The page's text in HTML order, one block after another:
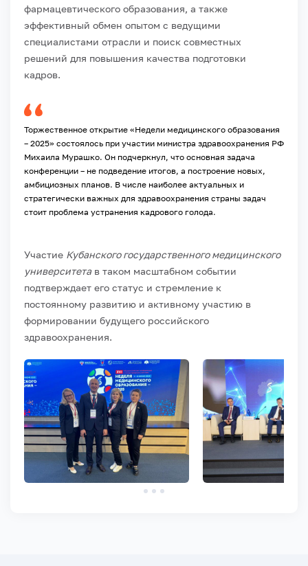
фармацевтического образования, а также
эффективный обмен опытом с ведущими
специалистами отрасли и поиск совместных
решений для повышения качества подготовки
кадров.
Торжественное открытие «Недели медицинского образования
– 2025» состоялось при участии министра здравоохранения РФ
Михаила Мурашко. Он подчеркнул, что основная задача
конференции – не подведение итогов, а построение новых,
амбициозных планов. В числе наиболее актуальных и
стратегически важных для здравоохранения страны задач
стоит проблема устранения кадрового голода.
Участие Кубанского государственного медицинского
университетав таком масштабном событии
подтверждает его статус и стремление к
постоянному развитию и активному участию в
формировании будущего российского
здравоохранения.